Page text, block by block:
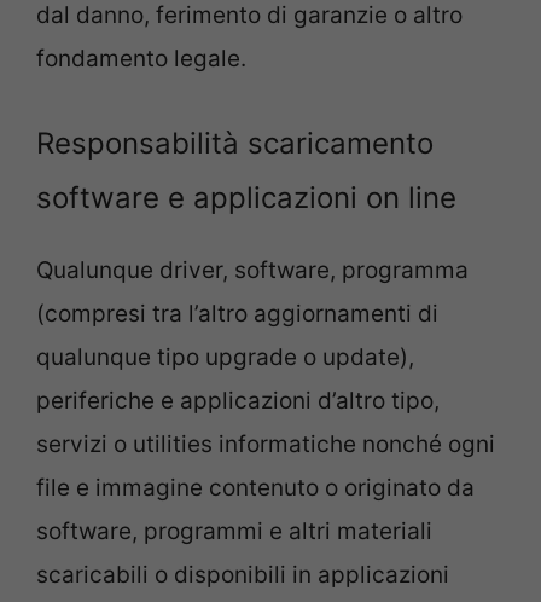
dal danno, ferimento di garanzie o altro
fondamento legale.
Responsabilità scaricamento
software e applicazioni on line
Qualunque driver, software, programma
(compresi tra l’altro aggiornamenti di
qualunque tipo upgrade o update),
periferiche e applicazioni d’altro tipo,
servizi o utilities informatiche nonché ogni
file e immagine contenuto o originato da
software, programmi e altri materiali
scaricabili o disponibili in applicazioni